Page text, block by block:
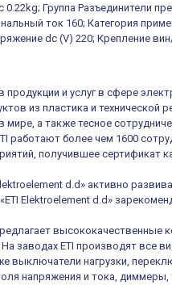
Группа Разъединители
ток 160; Категория
dc (V) 220; Крепление
и услуг в сфере
из пластика и
а также тесное
более чем 1600
получившее сертификат
d.d» активно
Elektroelement d.d»
высококачественные
заводах ETI производят все
нагрузки,
напряжения и тока,